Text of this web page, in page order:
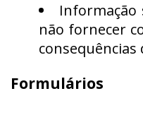
Informação
não fornecer
consequências
Formulários